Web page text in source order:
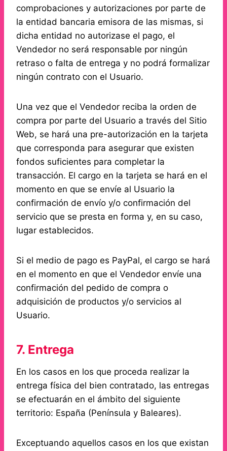
comprobaciones y autorizaciones por parte de
la entidad bancaria emisora de las mismas, si
dicha entidad no autorizase el pago, el
Vendedor no será responsable por ningún
retraso o falta de entrega y no podrá formalizar
ningún contrato con el Usuario.
Una vez que el Vendedor reciba la orden de
compra por parte del Usuario a través del Sitio
Web, se hará una pre-autorización en la tarjeta
que corresponda para asegurar que existen
fondos suficientes para completar la
transacción. El cargo en la tarjeta se hará en el
momento en que se envíe al Usuario la
confirmación de envío y/o confirmación del
servicio que se presta en forma y, en su caso,
lugar establecidos.
Si el medio de pago es PayPal, el cargo se hará
en el momento en que el Vendedor envíe una
confirmación del pedido de compra o
adquisición de productos y/o servicios al
Usuario.
7. Entrega
En los casos en los que proceda realizar la
entrega física del bien contratado, las entregas
se efectuarán en el ámbito del siguiente
territorio: España (Península y Baleares).
Exceptuando aquellos casos en los que existan